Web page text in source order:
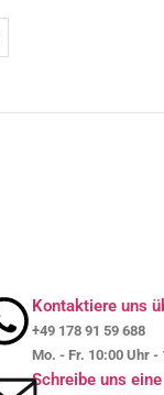
Kontaktiere uns
+49 178 91 59 688
Mo. - Fr. 10:00 Uhr -
Schreibe uns eine